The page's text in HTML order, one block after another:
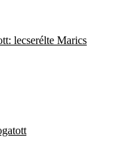
lecserélte Marics